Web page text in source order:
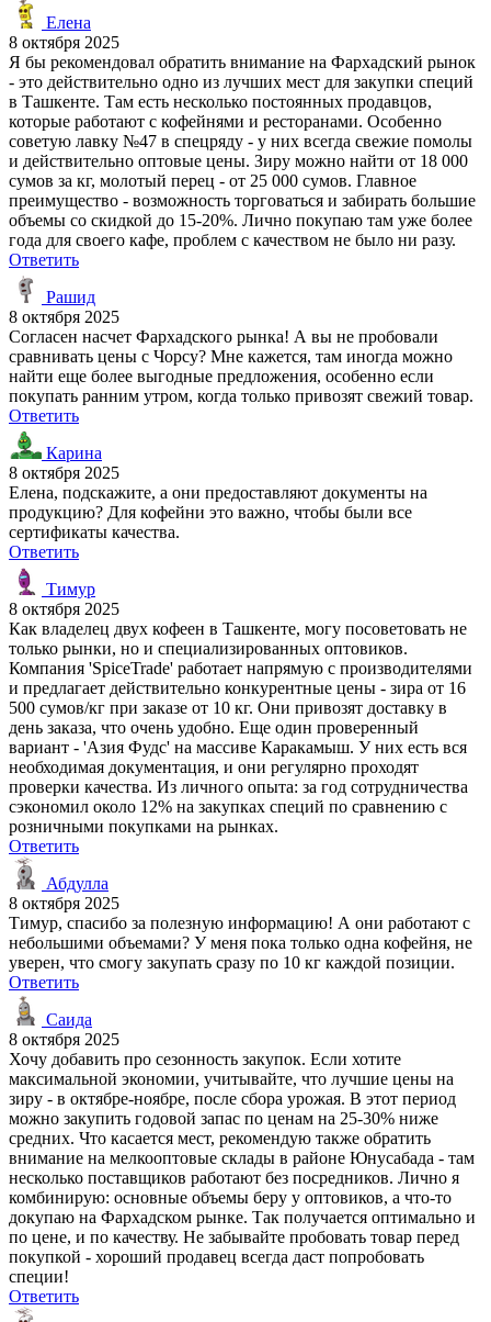
Елена
8 октября 2025
Я бы рекомендовал обратить внимание на Фархадский рынок
- это действительно одно из лучших мест для закупки специй
в Ташкенте. Там есть несколько постоянных продавцов,
которые работают с кофейнями и ресторанами. Особенно
советую лавку №47 в спецряду - у них всегда свежие помолы
и действительно оптовые цены. Зиру можно найти от 18 000
сумов за кг, молотый перец - от 25 000 сумов. Главное
преимущество - возможность торговаться и забирать большие
объемы со скидкой до 15-20%. Лично покупаю там уже более
года для своего кафе, проблем с качеством не было ни разу.
Ответить
Рашид
8 октября 2025
Согласен насчет Фархадского рынка! А вы не пробовали
сравнивать цены с Чорсу? Мне кажется, там иногда можно
найти еще более выгодные предложения, особенно если
покупать ранним утром, когда только привозят свежий товар.
Ответить
Карина
8 октября 2025
Елена, подскажите, а они предоставляют документы на
продукцию? Для кофейни это важно, чтобы были все
сертификаты качества.
Ответить
Тимур
8 октября 2025
Как владелец двух кофеен в Ташкенте, могу посоветовать не
только рынки, но и специализированных оптовиков.
Компания 'SpiceTrade' работает напрямую с производителями
и предлагает действительно конкурентные цены - зира от 16
500 сумов/кг при заказе от 10 кг. Они привозят доставку в
день заказа, что очень удобно. Еще один проверенный
вариант - 'Азия Фудс' на массиве Каракамыш. У них есть вся
необходимая документация, и они регулярно проходят
проверки качества. Из личного опыта: за год сотрудничества
сэкономил около 12% на закупках специй по сравнению с
розничными покупками на рынках.
Ответить
Абдулла
8 октября 2025
Тимур, спасибо за полезную информацию! А они работают с
небольшими объемами? У меня пока только одна кофейня, не
уверен, что смогу закупать сразу по 10 кг каждой позиции.
Ответить
Саида
8 октября 2025
Хочу добавить про сезонность закупок. Если хотите
максимальной экономии, учитывайте, что лучшие цены на
зиру - в октябре-ноябре, после сбора урожая. В этот период
можно закупить годовой запас по ценам на 25-30% ниже
средних. Что касается мест, рекомендую также обратить
внимание на мелкооптовые склады в районе Юнусабада - там
несколько поставщиков работают без посредников. Лично я
комбинирую: основные объемы беру у оптовиков, а что-то
докупаю на Фархадском рынке. Так получается оптимально и
по цене, и по качеству. Не забывайте пробовать товар перед
покупкой - хороший продавец всегда даст попробовать
специи!
Ответить